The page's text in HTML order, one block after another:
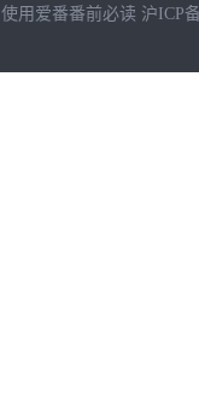
使用爱番番前必读 沪ICP